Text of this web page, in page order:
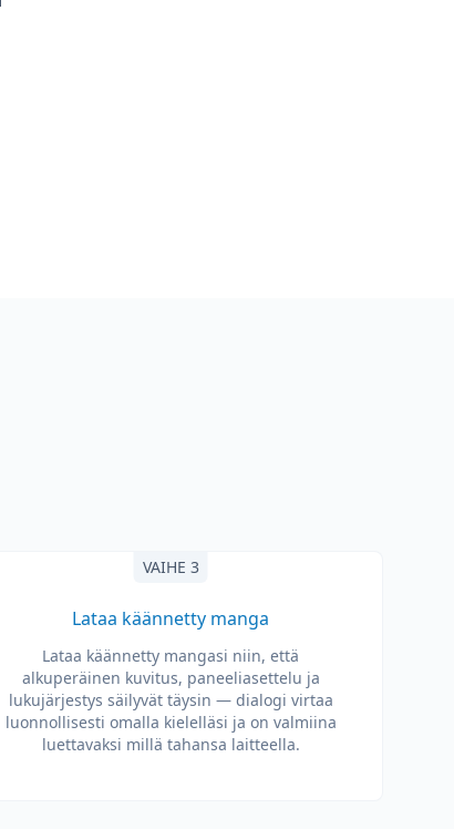
VAIHE 3
Lataa käännetty manga
Lataa käännetty mangasi niin, että
alkuperäinen kuvitus, paneeliasettelu ja
lukujärjestys säilyvät täysin — dialogi virtaa
luonnollisesti omalla kielelläsi ja on valmiina
luettavaksi millä tahansa laitteella.